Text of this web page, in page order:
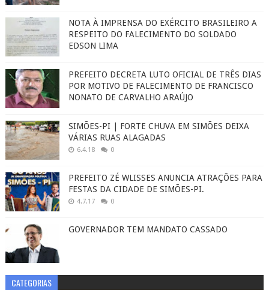
NOTA À IMPRENSA DO EXÉRCITO BRASILEIRO A
RESPEITO DO FALECIMENTO DO SOLDADO
EDSON LIMA
PREFEITO DECRETA LUTO OFICIAL DE TRÊS DIAS
POR MOTIVO DE FALECIMENTO DE FRANCISCO
NONATO DE CARVALHO ARAÚJO
SIMÕES-PI | FORTE CHUVA EM SIMÕES DEIXA
VÁRIAS RUAS ALAGADAS
6.4.18 0
PREFEITO ZÉ WLISSES ANUNCIA ATRAÇÕES PARA
FESTAS DA CIDADE DE SIMÕES-PI.
4.7.17 0
GOVERNADOR TEM MANDATO CASSADO
CATEGORIAS